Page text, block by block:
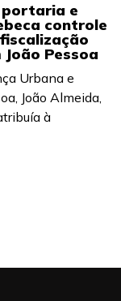
e
controle
João Pessoa
Urbana e
João Almeida,
à